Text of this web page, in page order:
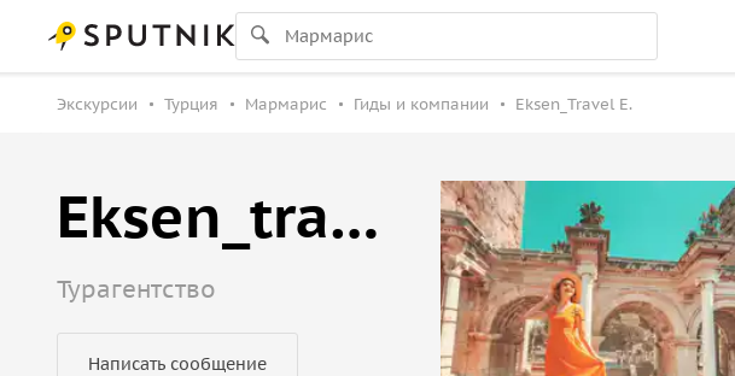
Экскурсии Турция Мармарис Гиды и компании Eksen_Travel E.
Eksen_travel
Турагентство
Написать сообщение